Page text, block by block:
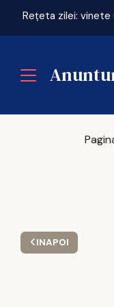
Rețeta zilei:
INAPOI